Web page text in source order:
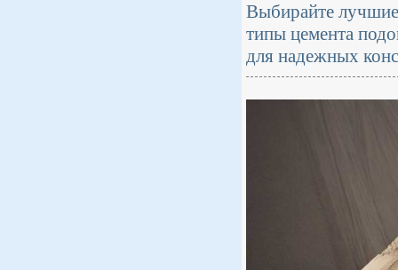
Выбирайте лучшие
типы цемента
для надежных